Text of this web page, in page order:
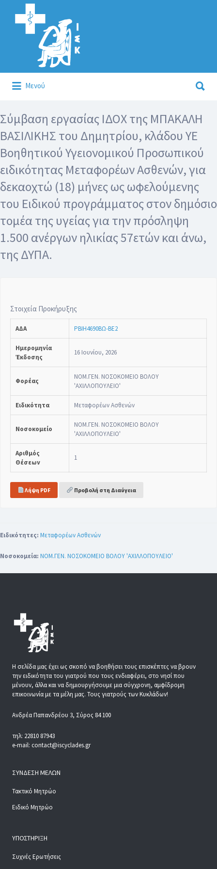
Αναζήτηση
για:
Μενού
για:
Σύμβαση εργασίας ΙΔΟΧ της ΜΠΑΚΑΛΗ
ΒΑΣΙΛΙΚΗΣ του Δημητρίου, κλάδου ΥΕ
Βοηθητικού Υγειονομικού Προσωπικού
ειδικότητας Μεταφορέων Ασθενών, για
δεκαοχτώ (18) μήνες ως ωφελούμενης
του Ειδικού προγράμματος στον δημόσιο
τομέα της υγείας για την πρόσληψη
1.500 ανέργων ηλικίας 57ετών και άνω,
της ΔΥΠΑ.
Στοιχεία Προκήρυξης
ΑΔΑ ΡΒΙΗ4690ΒΩ-ΒΕ2
Ημερομηνία
Έκδοσης
16 Ιουνίου, 2026
Φορέας
ΝΟΜ.ΓΕΝ. ΝΟΣΟΚΟΜΕΙΟ ΒΟΛΟΥ
'ΑΧΙΛΛΟΠΟΥΛΕIO'
Ειδικότητα Μεταφορέων Ασθενών
Νοσοκομείο
ΝΟΜ.ΓΕΝ. ΝΟΣΟΚΟΜΕΙΟ ΒΟΛΟΥ
'ΑΧΙΛΛΟΠΟΥΛΕIO'
Αριθμός
Θέσεων
1
Λήψη PDF Προβολή στη Διαύγεια
Ειδικότητες: Μεταφορέων Ασθενών
Νοσοκομεία: ΝΟΜ.ΓΕΝ. ΝΟΣΟΚΟΜΕΙΟ ΒΟΛΟΥ 'ΑΧΙΛΛΟΠΟΥΛΕIO'
Η σελίδα μας έχει ως σκοπό να βοηθήσει τους επισκέπτες να βρουν
την ειδικότητα του γιατρού που τους ενδιαφέρει, στο νησί που
μένουν, άλλα και να δημιουργήσουμε μια σύγχρονη, αμφίδρομη
επικοινωνία με τα μέλη μας. Τους γιατρούς των Κυκλάδων!
Ανδρέα Παπανδρέου 3, Σύρος 84 100
τηλ: 22810 87943
e-mail: contact@iscyclades.gr
ΣΎΝΔΕΣΗ ΜΕΛΏΝ
Τακτικό Μητρώο
Ειδικό Μητρώο
ΥΠΟΣΤΉΡΙΞΗ
Συχνές Ερωτήσεις